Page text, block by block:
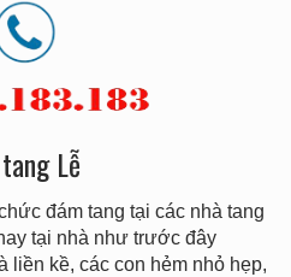
Lễ
đám tang tại các nhà tang
tại nhà như trước đây
liền kề, các con hẻm nhỏ hẹp,